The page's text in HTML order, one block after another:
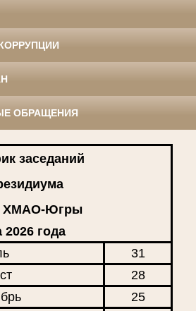
ОБРАЩЕНИЯ
заседаний
ХМАО-Югры
2026 года
31
28
25